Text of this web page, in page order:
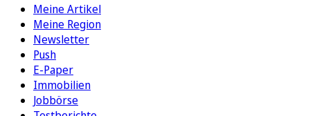
Meine Artikel
Meine Region
Newsletter
Push
E-Paper
Immobilien
Jobbörse